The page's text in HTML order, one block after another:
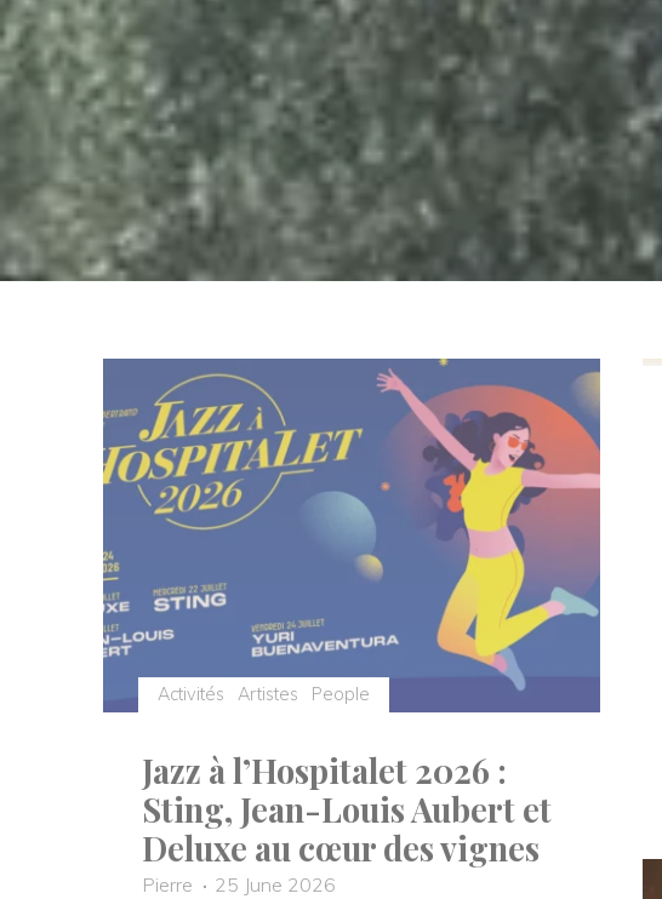
Activités Artistes People
Jazz à l’Hospitalet 2026 :
Sting, Jean-Louis Aubert et
Deluxe au cœur des vignes
Pierre
25 June 2026